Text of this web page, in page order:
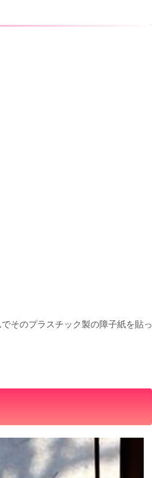
そのプラスチック製の障子紙を貼っ